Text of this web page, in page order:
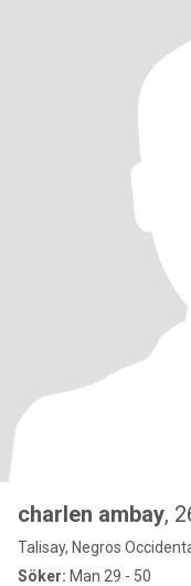
charlen ambay,
Talisay, Negros
Söker: Man 29 - 50